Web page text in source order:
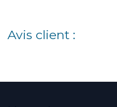
Avis client :